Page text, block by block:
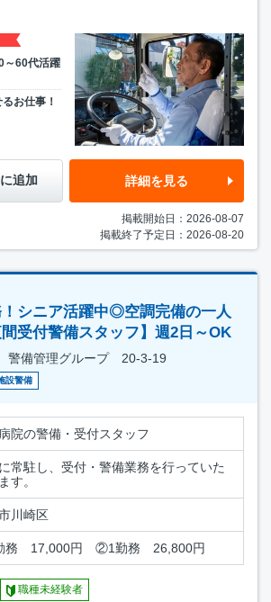
～60代活躍
お仕事！
追加 詳細を見る
掲載開始日：2026-08-07
掲載終了予定日：2026-08-20
シニア活躍中◎空調完備の一人
受付警備スタッフ】週2日～OK
警備管理グループ 20-3-19
設警備
院の警備・受付スタッフ
常駐し、受付・警備業務を行っていた
す。
川崎区
務 17,000円 ②1勤務 26,800円
職種未経験者